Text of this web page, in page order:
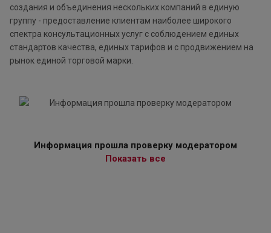
создания и объединения нескольких компаний в единую
группу - предоставление клиентам наиболее широкого
спектра консультационных услуг с соблюдением единых
стандартов качества, единых тарифов и с продвижением на
рынок единой торговой марки.
Информация прошла проверку модератором
Показать все